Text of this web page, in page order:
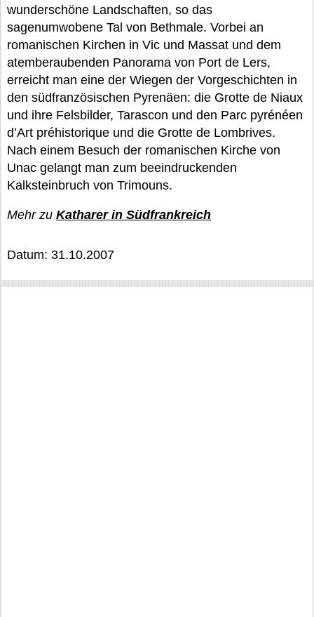
wunderschöne Landschaften, so das
sagenumwobene Tal von Bethmale. Vorbei an
romanischen Kirchen in Vic und Massat und dem
atemberaubenden Panorama von Port de Lers,
erreicht man eine der Wiegen der Vorgeschichten in
den südfranzösischen Pyrenäen: die Grotte de Niaux
und ihre Felsbilder, Tarascon und den Parc pyrénéen
d’Art préhistorique und die Grotte de Lombrives.
Nach einem Besuch der romanischen Kirche von
Unac gelangt man zum beeindruckenden
Kalksteinbruch von Trimouns.
Mehr zu Katharer in Südfrankreich
Datum: 31.10.2007